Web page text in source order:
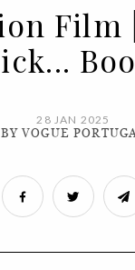
Film
28 JAN 2025
BY VOGUE